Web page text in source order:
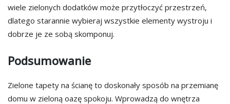
wiele zielonych dodatków może przytłoczyć przestrzeń,
dlatego starannie wybieraj wszystkie elementy wystroju i
dobrze je ze sobą skomponuj.
Podsumowanie
Zielone tapety na ścianę to doskonały sposób na przemianę
domu w zieloną oazę spokoju. Wprowadzą do wnętrza